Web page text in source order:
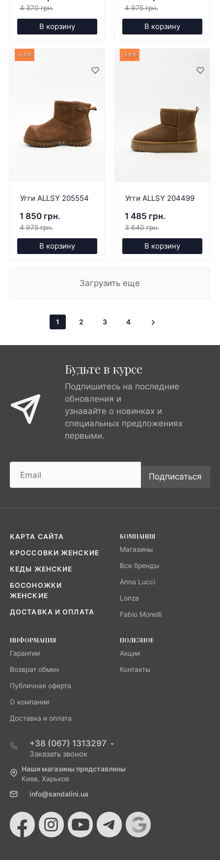
4 370 грн.
В корзину
4 975 грн.
В корзину
-63%
Угги ALLSY 205554
1 850 грн.
4 975 грн.
В корзину
-59%
Угги ALLSY 204499
1 485 грн.
3 640 грн.
В корзину
Загрузить еще
1 2 3 4
Будьте в курсе
Подпишитесь на последние
обновления и
узнавайте о новинках и
специальных предложениях
первыми.
Подписаться
КАРТА САЙТА
КРОССОВКИ ЖЕНСКИЕ
КЕДЫ ЖЕНСКИЕ
БОСОНОЖКИ
ЖЕНСКИЕ
ДОСТАВКА И ОПЛАТА
КОМПАНИЯ
Магазины
Все бренды
Anna Lucci
Lonza
Fabio Monelli
ИНФОРМАЦИЯ
Гарантии
Возврат обмен
Публичная оферта
О компании
Доставка и оплата
ПОЛЕЗНОЕ
Акции
Контакты
+38 (067) 1313297
Заказать звонок
Наши магазины представлены
Киев, Харьков
info@sandalini.ua